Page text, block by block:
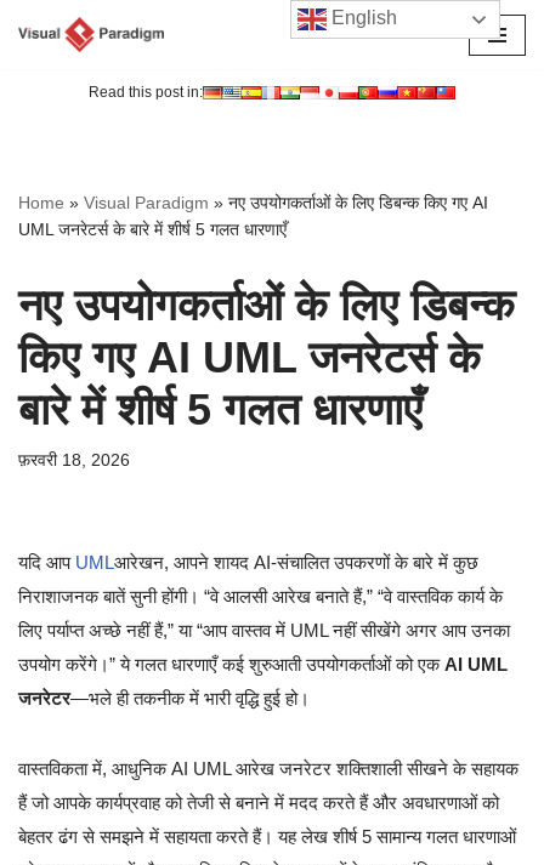
Read this post in:
Home » Visual Paradigm » नए उपयोगकर्ताओं के लिए डिबन्क किए गए AI
UML जनरेटर्स के बारे में शीर्ष 5 गलत धारणाएँ
नए उपयोगकर्ताओं के लिए डिबन्क
किए गए AI UML जनरेटर्स के
बारे में शीर्ष 5 गलत धारणाएँ
फ़रवरी 18, 2026
यदि आप UMLआरेखन, आपने शायद AI-संचालित उपकरणों के बारे में कुछ
निराशाजनक बातें सुनी होंगी। “वे आलसी आरेख बनाते हैं,” “वे वास्तविक कार्य के
लिए पर्याप्त अच्छे नहीं हैं,” या “आप वास्तव में UML नहीं सीखेंगे अगर आप उनका
उपयोग करेंगे।” ये गलत धारणाएँ कई शुरुआती उपयोगकर्ताओं को एकAI UML
जनरेटर—भले ही तकनीक में भारी वृद्धि हुई हो।
वास्तविकता में, आधुनिक AI UML आरेख जनरेटर शक्तिशाली सीखने के सहायक
हैं जो आपके कार्यप्रवाह को तेजी से बनाने में मदद करते हैं और अवधारणाओं को
बेहतर ढंग से समझने में सहायता करते हैं। यह लेख शीर्ष 5 सामान्य गलत धारणाओं
English